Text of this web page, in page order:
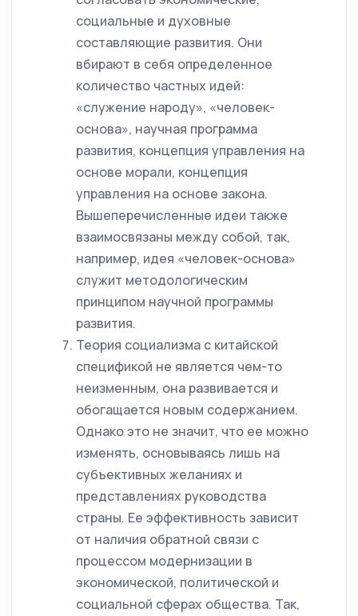
социальные и духовные
составляющие развития. Они
вбирают в себя определенное
количество частных идей:
«служение народу», «человек-
основа», научная программа
развития, концепция управления на
основе морали, концепция
управления на основе закона.
Вышеперечисленные идеи также
взаимосвязаны между собой, так,
например, идея «человек-основа»
служит методологическим
принципом научной программы
развития.
Теория социализма с китайской
спецификой не является чем-то
неизменным, она развивается и
обогащается новым содержанием.
Однако это не значит, что ее можно
изменять, основываясь лишь на
субъективных желаниях и
представлениях руководства
страны. Ее эффективность зависит
от наличия обратной связи с
процессом модернизации в
экономической, политической и
социальной сферах общества. Так,